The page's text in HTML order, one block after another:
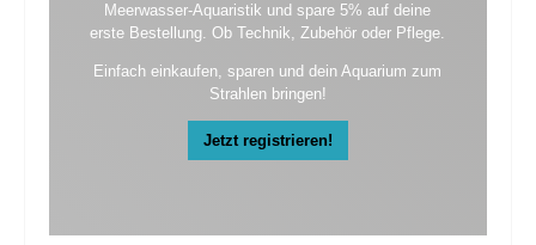
Meerwasser-Aquaristik und spare 5% auf deine
erste Bestellung. Ob Technik, Zubehör oder Pflege.
Einfach einkaufen, sparen und dein Aquarium zum
Strahlen bringen!
Jetzt registrieren!